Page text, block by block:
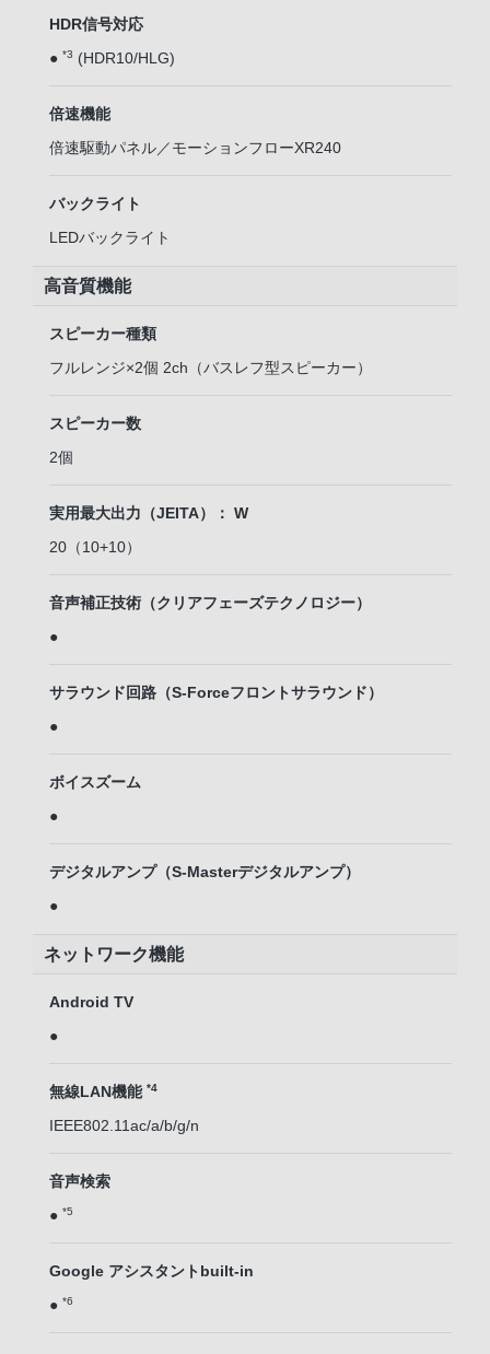
HDR信号対応
● *3 (HDR10/HLG)
倍速機能
倍速駆動パネル／モーションフローXR240
バックライト
LEDバックライト
高音質機能
スピーカー種類
フルレンジ×2個 2ch（バスレフ型スピーカー）
スピーカー数
2個
実用最大出力（JEITA）： W
20（10+10）
音声補正技術（クリアフェーズテクノロジー）
●
サラウンド回路（S-Forceフロントサラウンド）
●
ボイスズーム
●
デジタルアンプ（S-Masterデジタルアンプ）
●
ネットワーク機能
Android TV
●
無線LAN機能 *4
IEEE802.11ac/a/b/g/n
音声検索
● *5
Google アシスタントbuilt-in
● *6